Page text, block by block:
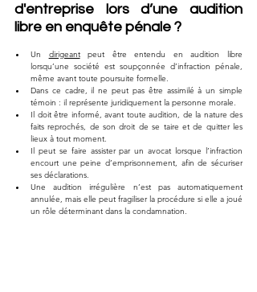
d'entreprise lors d’une audition
libre en enquête pénale ?
Un dirigeant peut être entendu en audition libre
lorsqu’une société est soupçonnée d’infraction pénale,
même avant toute poursuite formelle.
Dans ce cadre, il ne peut pas être assimilé à un simple
témoin : il représente juridiquement la personne morale.
Il doit être informé, avant toute audition, de la nature des
faits reprochés, de son droit de se taire et de quitter les
lieux à tout moment.
Il peut se faire assister par un avocat lorsque l’infraction
encourt une peine d’emprisonnement, afin de sécuriser
ses déclarations.
Une audition irrégulière n’est pas automatiquement
annulée, mais elle peut fragiliser la procédure si elle a joué
un rôle déterminant dans la condamnation.